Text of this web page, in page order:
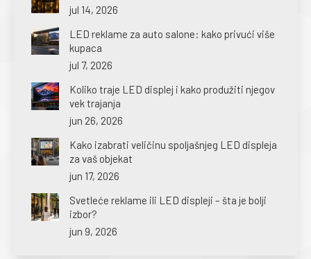
jul 14, 2026
LED reklame za auto salone: kako privući više
kupaca
jul 7, 2026
Koliko traje LED displej i kako produžiti njegov
vek trajanja
jun 26, 2026
Kako izabrati veličinu spoljašnjeg LED displeja
za vaš objekat
jun 17, 2026
Svetleće reklame ili LED displeji – šta je bolji
izbor?
jun 9, 2026